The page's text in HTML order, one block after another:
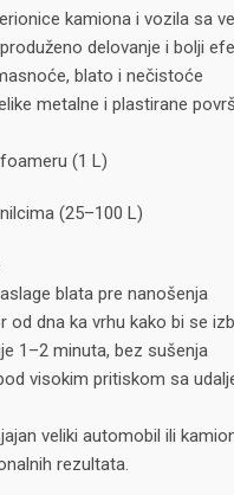
kamiona i vozila sa
delovanje i bolji
blato i nečistoće
metalne i plastirane
(1 L)
(25–100 L)
blata pre nanošenja
od dna ka vrhu kako bi se
1–2 minuta, bez sušenja
visokim pritiskom sa
veliki automobil ili
rezultata.